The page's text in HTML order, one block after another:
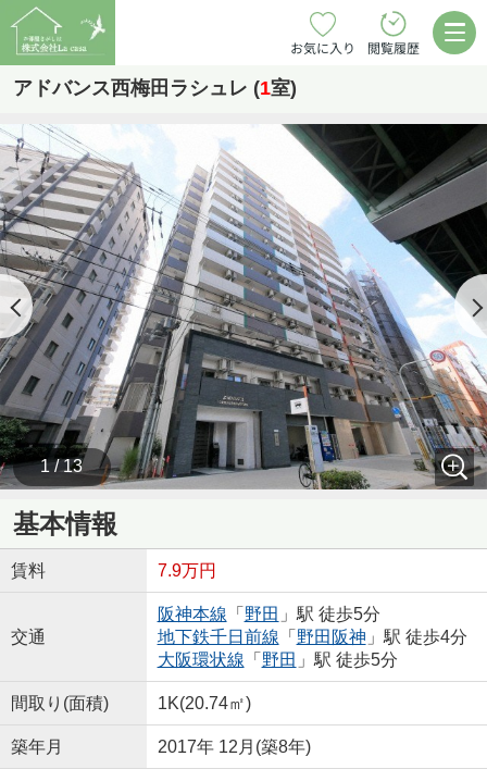
お気に入り 閲覧履歴
アドバンス西梅田ラシュレ (1室)
1 / 13
基本情報
賃料 7.9万円
交通
阪神本線 「 野田 」駅 徒歩5分
地下鉄千日前線 「 野田阪神 」駅 徒歩4分
大阪環状線 「 野田 」駅 徒歩5分
間取り(面積) 1K(20.74㎡)
築年月 2017年 12月(築8年)